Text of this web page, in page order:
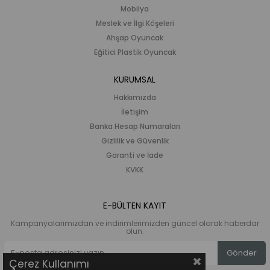
eğitimciler tarafından dikkate alınmalıdır. Her
bireyin kendine özgü bir İkigai'sinin olduğu kabul
edilerek, çocuklara bu felsefenin unsurları
öğretilmeli ve yaşatılmalıdır. Eğitim sistemlerinde
bireylerin kendilerini keşfetmelerine ve daha
sağlam bir özgüven geliştirmelerine olanak
tanıyacaktır.
Mobilya
Meslek ve İlgi Köşeleri
Ahşap Oyuncak
Eğitici Plastik Oyuncak
KURUMSAL
Hakkımızda
İletişim
Banka Hesap Numaraları
Gizlilik ve Güvenlik
Garanti ve İade
KVKK
E-BÜLTEN KAYIT
Kampanyalarımızdan ve indirimlerimizden güncel olarak haberdar
olun.
Gönder
Çerez Kullanımı